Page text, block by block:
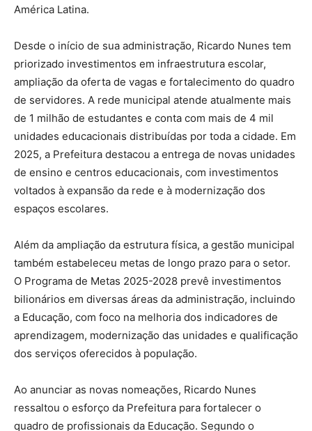
América Latina.
Desde o início de sua administração, Ricardo Nunes tem
priorizado investimentos em infraestrutura escolar,
ampliação da oferta de vagas e fortalecimento do quadro
de servidores. A rede municipal atende atualmente mais
de 1 milhão de estudantes e conta com mais de 4 mil
unidades educacionais distribuídas por toda a cidade. Em
2025, a Prefeitura destacou a entrega de novas unidades
de ensino e centros educacionais, com investimentos
voltados à expansão da rede e à modernização dos
espaços escolares.
Além da ampliação da estrutura física, a gestão municipal
também estabeleceu metas de longo prazo para o setor.
O Programa de Metas 2025-2028 prevê investimentos
bilionários em diversas áreas da administração, incluindo
a Educação, com foco na melhoria dos indicadores de
aprendizagem, modernização das unidades e qualificação
dos serviços oferecidos à população.
Ao anunciar as novas nomeações, Ricardo Nunes
ressaltou o esforço da Prefeitura para fortalecer o
quadro de profissionais da Educação. Segundo o